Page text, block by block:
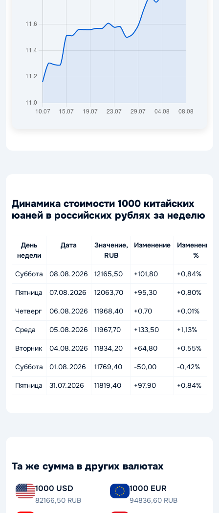
Динамика стоимости 1000 китайских
юаней в российских рублях за неделю
День
недели
Дата
Значение,
RUB
Изменение
Изменение,
%
Суббота 08.08.2026 12165,50 +101,80 +0,84%
Пятница 07.08.2026 12063,70 +95,30 +0,80%
Четверг 06.08.2026 11968,40 +0,70 +0,01%
Среда 05.08.2026 11967,70 +133,50 +1,13%
Вторник 04.08.2026 11834,20 +64,80 +0,55%
Суббота 01.08.2026 11769,40 -50,00 -0,42%
Пятница 31.07.2026 11819,40 +97,90 +0,84%
Та же сумма в других валютах
1000 USD
82166,50 RUB
1000 EUR
94836,60 RUB